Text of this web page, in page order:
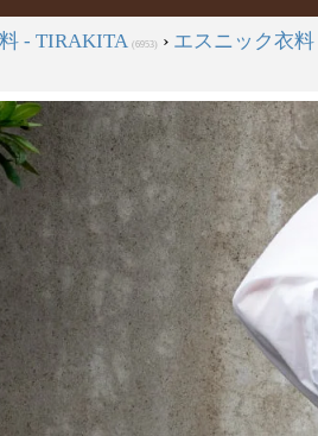
- TIRAKITA (6953) › エスニック衣料